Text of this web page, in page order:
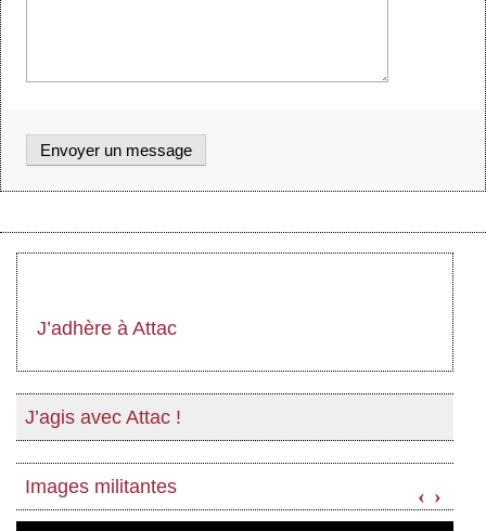
J’adhère à Attac
J’agis avec Attac !
Images militantes ‹ ›